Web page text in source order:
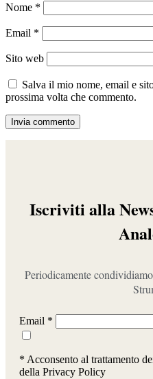
Nome *
Email *
Sito web
Salva il mio nome, email e
prossima volta che commento.
Iscriviti alla
Periodicamente
Email *
* Acconsento al trattamento
della Privacy Policy